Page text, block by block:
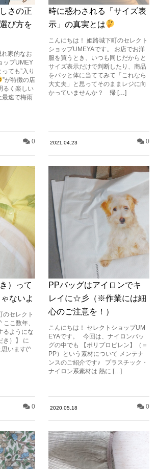
さの正
び方を
家的なお
ップUMEY
ても”入り
”が特徴の店
るく楽しい
最速で梅雨
時に惑わされる「サイズ表
示」の真実とは
こんにちは！ 姫路城下町のセレクト
ショップUMEYAです。 お店でお洋
服を買うとき、いつも同じだからと
サイズ表示だけで判断したり、商品
をパッと体に当ててみて「これなら
大丈夫」と思ってそのままレジに向
かっていませんか？ 帰 […]
0
）って
ゃないよ
のセレクト
こ数年、
るようにな
き）】 に
思います(^
2021.04.23 0
PPバッグはアイロンでキ
レイに☆彡（※作業には細
心のご注意を！）
こんにちは！ セレクトショップUM
EYAです。 今回は、ナイロンバッ
グの中でも 【ポリプロピレン】（＝
PP）という素材について メンテナ
ンスのご紹介です♪ プラスチック・
ナイロン系素材は 熱に […]
0 2020.05.18 0